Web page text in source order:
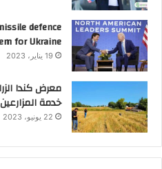
defence
for Ukraine
19 يناير، 2023
معرض كندا
خدمة المزارعين
22 يونيو، 2023